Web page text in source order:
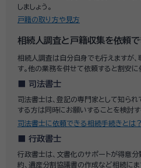
しましょう。
戸籍の取り方や見方
相続人調査と戸籍収集を依頼
相続人調査は自分自身でも行えますが
す。他の業務を併せて依頼すると割安に
司法書士
司法書士は、登記の専門家として知ら
する方は同時にお願いすることを検討す
司法書士に依頼できる相続手続きとは？
行政書士
行政書士は、文書化のサポートが得意
約、遺産分割協議書の作成など相続に